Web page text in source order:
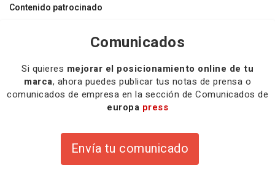
Contenido patrocinado
Comunicados
Si quieres mejorar el posicionamiento online de tu
marca, ahora puedes publicar tus notas de prensa o
comunicados de empresa en la sección de Comunicados de
europa press
Envía tu comunicado